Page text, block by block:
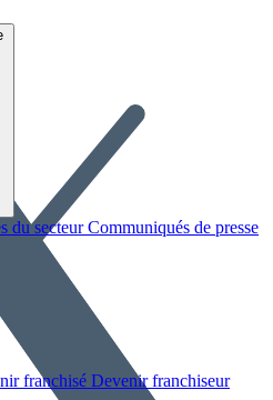
du secteur Communiqués de presse
franchisé Devenir franchiseur